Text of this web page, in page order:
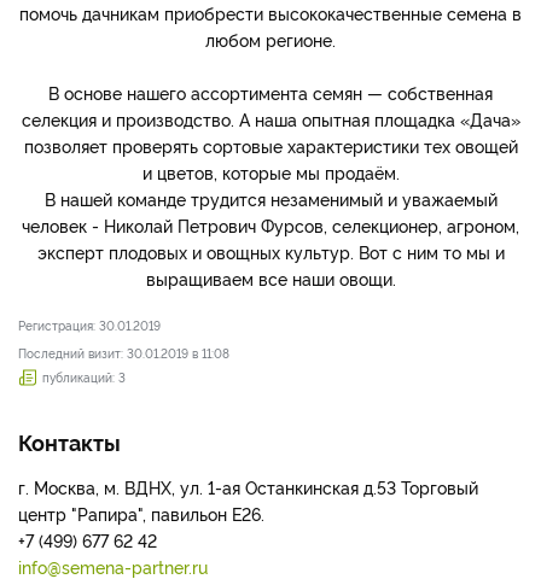
помочь дачникам приобрести высококачественные семена в
любом регионе.
В основе нашего ассортимента семян — собственная
селекция и производство. А наша опытная площадка «Дача»
позволяет проверять сортовые характеристики тех овощей
и цветов, которые мы продаём.
В нашей команде трудится незаменимый и уважаемый
человек - Николай Петрович Фурсов, селекционер, агроном,
эксперт плодовых и овощных культур. Вот с ним то мы и
выращиваем все наши овощи.
Регистрация: 30.01.2019
Последний визит: 30.01.2019 в 11:08
публикаций: 3
Контакты
г. Москва, м. ВДНХ, ул. 1-ая Останкинская д.53 Торговый
центр "Рапира", павильон Е26.
+7 (499) 677 62 42
info@semena-partner.ru